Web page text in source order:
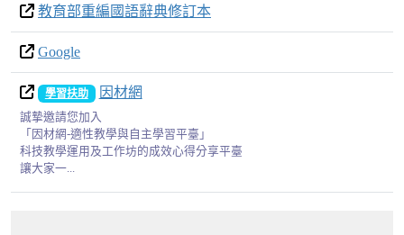
教育部重編國語辭典修訂本
Google
學習扶助 因材網
誠摯邀請您加入
「因材網-適性教學與自主學習平臺」
科技教學運用及工作坊的成效心得分享平臺
讓大家一...